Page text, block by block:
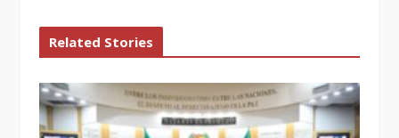
Related Stories